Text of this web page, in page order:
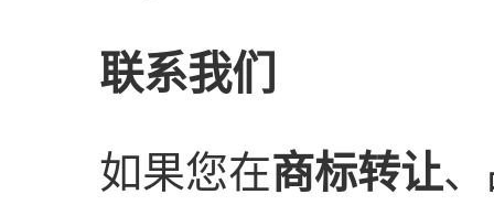
联系我们
如果您在商标转让